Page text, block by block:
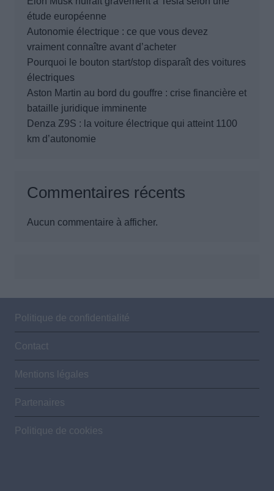
étude européenne
Autonomie électrique : ce que vous devez
vraiment connaître avant d’acheter
Pourquoi le bouton start/stop disparaît des voitures
électriques
Aston Martin au bord du gouffre : crise financière et
bataille juridique imminente
Denza Z9S : la voiture électrique qui atteint 1100
km d’autonomie
Commentaires récents
Aucun commentaire à afficher.
Politique de confidentialité
Contact
Mentions légales
Partenaires
Politique de cookies